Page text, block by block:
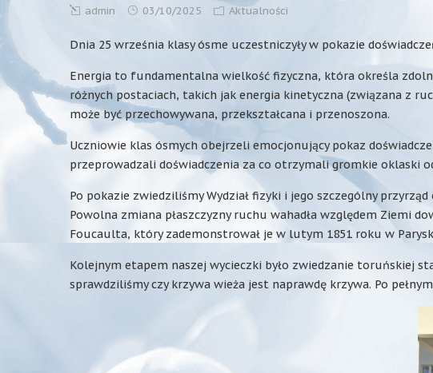
admin 03/10/2025 Aktualności
Dnia 25 września klasy ósme uczestniczyły w pokazie
Energia to fundamentalna wielkość fizyczna, która określa
różnych postaciach, takich jak energia kinetyczna (związana z
może być przechowywana, przekształcana i przenoszona.
Uczniowie klas ósmych obejrzeli emocjonujący pokaz
przeprowadzali doświadczenia za co otrzymali gromkie oklaski
Po pokazie zwiedziliśmy Wydział fizyki i jego szczególny
Powolna zmiana płaszczyzny ruchu wahadła względem Ziemi
Foucaulta, który zademonstrował je w lutym 1851 roku w
Kolejnym etapem naszej wycieczki było zwiedzanie toruńskiej
sprawdziliśmy czy krzywa wieża jest naprawdę krzywa. Po